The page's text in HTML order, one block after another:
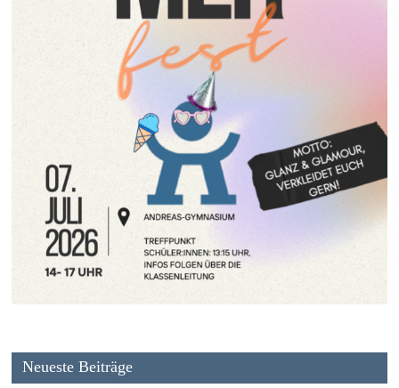
Neueste Beiträge